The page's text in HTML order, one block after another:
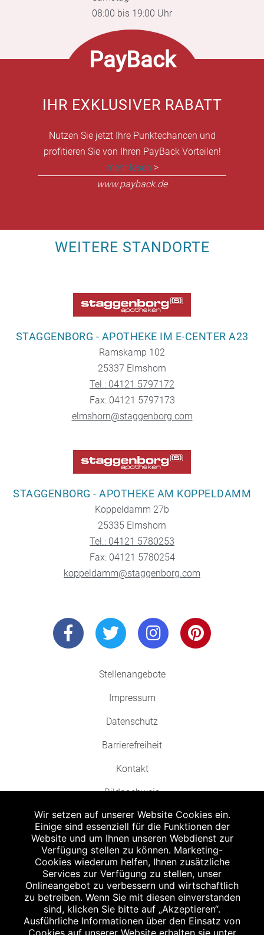
08:00 bis 19:00 Uhr
PayBack
IHR EXKLUSIVER RABATT
Nutzen Sie jetzt Ihre Punktechancen und
profitieren Sie von Ihren PayBack Vorteilen!
mehr lesen >
www.payback.de
WEITERE STANDORTE
STAGGENBORG - APOTHEKE IM E-CENTER A23
Ramskamp 102
25337 Elmshorn
Tel.: 04121 5797172
Fax: 04121 5797173
elmshorn@staggenborg.com
STAGGENBORG - APOTHEKE AM KOPPELDAMM
Koppeldamm 27b
25335 Elmshorn
Tel.: 04121 5780253
Fax: 04121 5780254
koppeldamm@staggenborg.com
Stellenangebote
Impressum
Datenschutz
Barrierefreiheit
Kontakt
Bildnachweis
Abgabe in haushaltsüblichen Mengen, solange der Vorrat reicht. Für Druck-
und Satzfehler keine Haftung.
Zu Risiken und Nebenwirkungen lesen Sie die Packungsbeilage und fragen
Sie Ihren Arzt oder Apotheker.
Angabe nach der deutschen Arzneimitteltaxe Apothekenerstattungspreis
(AEP). Der AEP ist keine unverbindliche Preisempfehlung der Hersteller. Der
AEP ist ein von den Apotheken in Ansatz gebrachter Preis für rezeptfreie
Wir setzen auf unserer Website Cookies ein.
Einige sind essenziell für die Funktionen der
Website und um Ihnen unseren Webdienst zur
Verfügung stellen zu können. Marketing-
Cookies wiederum helfen, Ihnen zusätzliche
Services zur Verfügung zu stellen, unser
Onlineangebot zu verbessern und wirtschaftlich
zu betreiben. Wenn Sie mit diesen einverstanden
sind, klicken Sie bitte auf „Akzeptieren“.
Ausführliche Informationen über den Einsatz von
Cookies auf unserer Website erhalten sie unter